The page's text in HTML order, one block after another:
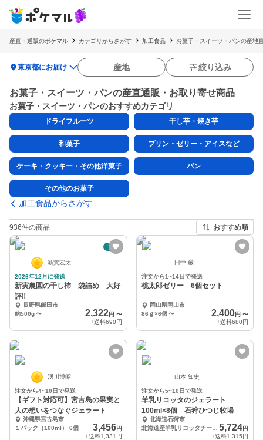
産直・通販のポケマル カテゴリからさがす 加工食品 お菓子・スイーツ・パンの産地
location_on東京都にお届け 産地 絞り込み
お菓子・スイーツ・パンの産直通販・お取り寄せ商品
お菓子・スイーツ・パンのおすすめカテゴリ
ドライフルーツ 干し芋・焼き芋
和菓子 プリン・ゼリー・アイスなど
ケーキ・クッキー・その他洋菓子 パン
その他のお菓子
加工食品からさがす
936件の商品 おすすめ順
予約
新實宏太
2026年12月に発送
新実農園の干し柿 袋詰め 大好
評‼️
長野県飯田市
約500g〜 2,322円 〜
+送料690円
田中 厳
注文から1~14日で発送
桃太郎ゼリー 6個セット
岡山県岡山市
86ｇ×6個 〜 2,400円 〜
+送料680円
湧川博昭
注文から4~10日で発送
【ギフト対応可】宮古島の果実と
人の想いをつなぐジェラート
沖縄県宮古島市
１パック（100ml） 6個
3,456円
+送料1,331円
山本 知史
注文から5~10日で発送
羊乳リコッタのジェラート
100ml×8個 石狩ひつじ牧場
北海道石狩市
北海道産羊乳リコッタチーズのジェラート（冷凍）
5,724円
+送料1,315円